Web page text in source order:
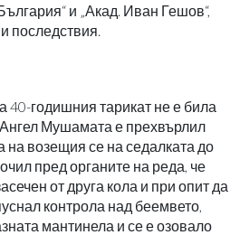
и „Акад. Иван Гешов“,
последствия.
40-годишния тарикат не е била
Ангел Мушамата е прехвърлил
на возещия се на седалката до
пред органите на реда, че
от друга кола и при опит да
контрола над беемвето,
мантинела и се е озовало